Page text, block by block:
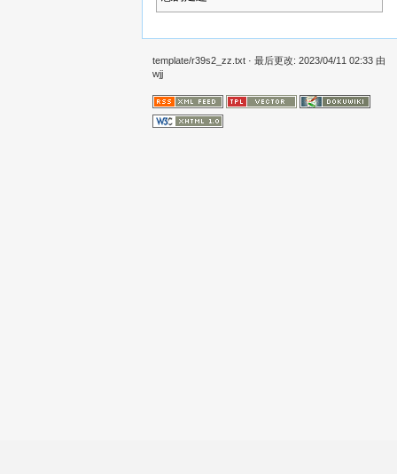
template/r39s2_zz.txt · 最后更改: 2023/04/11 02:33 由
wjj